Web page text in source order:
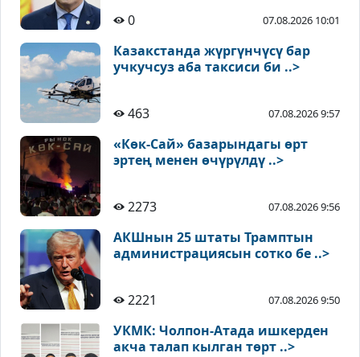
0
07.08.2026 10:01
Казакстанда жүргүнчүсү бар
учкучсуз аба таксиси би ..>
463 07.08.2026 9:57
«Көк-Сай» базарындагы өрт
эртең менен өчүрүлдү ..>
2273 07.08.2026 9:56
АКШнын 25 штаты Трамптын
администрациясын сотко бе ..>
2221 07.08.2026 9:50
УКМК: Чолпон-Атада ишкерден
акча талап кылган төрт ..>